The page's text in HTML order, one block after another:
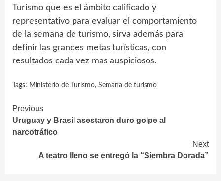
Turismo que es el ámbito calificado y
representativo para evaluar el comportamiento
de la semana de turismo, sirva además para
definir las grandes metas turísticas, con
resultados cada vez mas auspiciosos.
Tags: Ministerio de Turismo, Semana de turismo
Continue
Reading
Previous
Uruguay y Brasil asestaron duro golpe al
narcotráfico
Next
A teatro lleno se entregó la “Siembra Dorada”